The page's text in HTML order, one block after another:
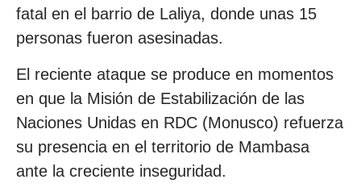
fatal en el barrio de Laliya, donde unas 15
personas fueron asesinadas.
El reciente ataque se produce en momentos
en que la Misión de Estabilización de las
Naciones Unidas en RDC (Monusco) refuerza
su presencia en el territorio de Mambasa
ante la creciente inseguridad.